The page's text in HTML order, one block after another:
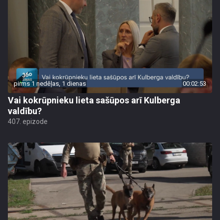
pirms 1 nedēļas, 1 dienas 00:02:53
Vai kokrūpnieku lieta sašūpos arī Kulberga
valdību?
407. epizode